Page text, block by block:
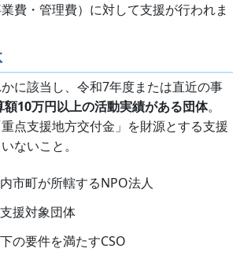
費・管理費）に対して支援が行われま
に該当し、令和7年度または直近の事
額10万円以上の活動実績がある団体。
点支援地方交付金」を財源とする支援
ないこと。
市町が所轄するNPO法人
援対象団体
の要件を満たすCSO